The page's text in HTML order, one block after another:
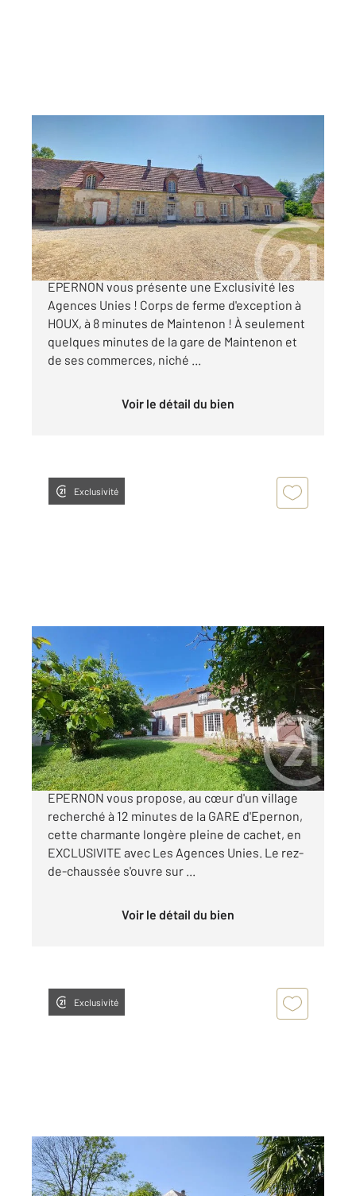
294 m
Ref : 2868
Maison à vendre
498 200 €
Votre agence Century 21 Universal Demeure
EPERNON vous présente une Exclusivité les
Agences Unies ! Corps de ferme d'exception à
HOUX, à 8 minutes de Maintenon ! À seulement
quelques minutes de la gare de Maintenon et
de ses commerces, niché ...
Voir le détail du bien
Exclusivité
EPERNON 28
178 m2, 6 pièces
Ref : 2899
Maison à vendre
369 000 €
Votre agence Century 21 Universal Demeure
EPERNON vous propose, au cœur d'un village
recherché à 12 minutes de la GARE d'Epernon,
cette charmante longère pleine de cachet, en
EXCLUSIVITE avec Les Agences Unies. Le rez-
de-chaussée s'ouvre sur ...
Voir le détail du bien
Exclusivité
EPERNON 28
173 m2, 7 pièces
Ref : 2817